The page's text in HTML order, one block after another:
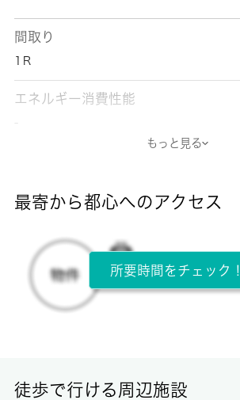
間取り
1Ｒ
エネルギー消費性能
-
所在階
1階 / 2階建
もっと見る
最寄から都心へのアクセス
所要時間をチェック！
徒歩で行ける周辺施設